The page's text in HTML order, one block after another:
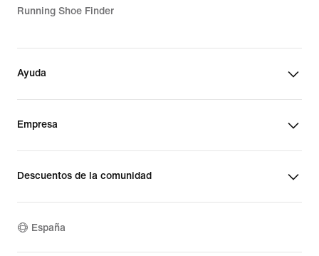
Running Shoe Finder
Ayuda
Empresa
Descuentos de la comunidad
España